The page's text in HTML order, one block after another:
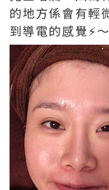
的地方係會有輕
到導電的感覺⚡️～